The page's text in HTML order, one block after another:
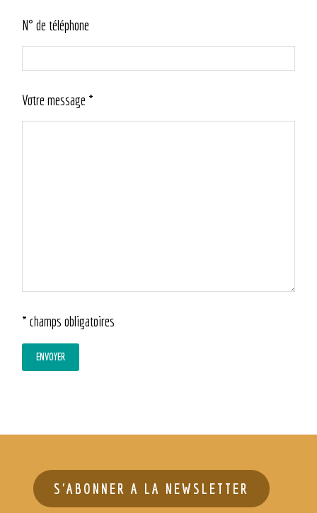
N° de téléphone
Votre message *
* champs obligatoires
S'ABONNER A LA NEWSLETTER